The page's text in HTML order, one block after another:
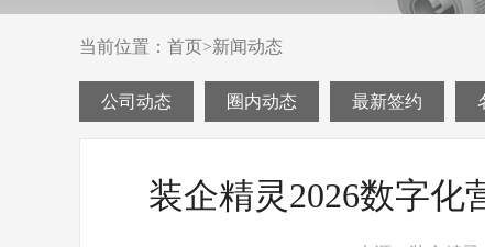
当前位置： 首页>新闻动态
公司动态 圈内动态 最新签约
装企精灵2026数字化